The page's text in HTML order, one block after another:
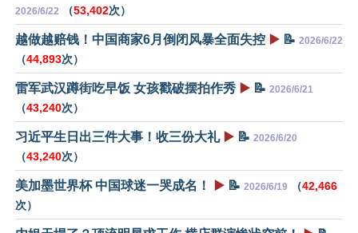
2026/6/22 （53,402次）
越做越赔钱！中国商家6月倒闭风暴全面失控 ▶️ 📝 2026/6/22
（44,893次）
雷军武汉蹲街吃早饭 女孩戳破摆拍作秀 ▶️ 📝 2026/6/21
（43,240次）
习近平生日出三件大事！收三份大礼 ▶️ 📝 2026/6/20
（43,240次）
美加墨世界杯 中国球迷一哭成名！ ▶️ 📝 2026/6/19 （42,466
次）